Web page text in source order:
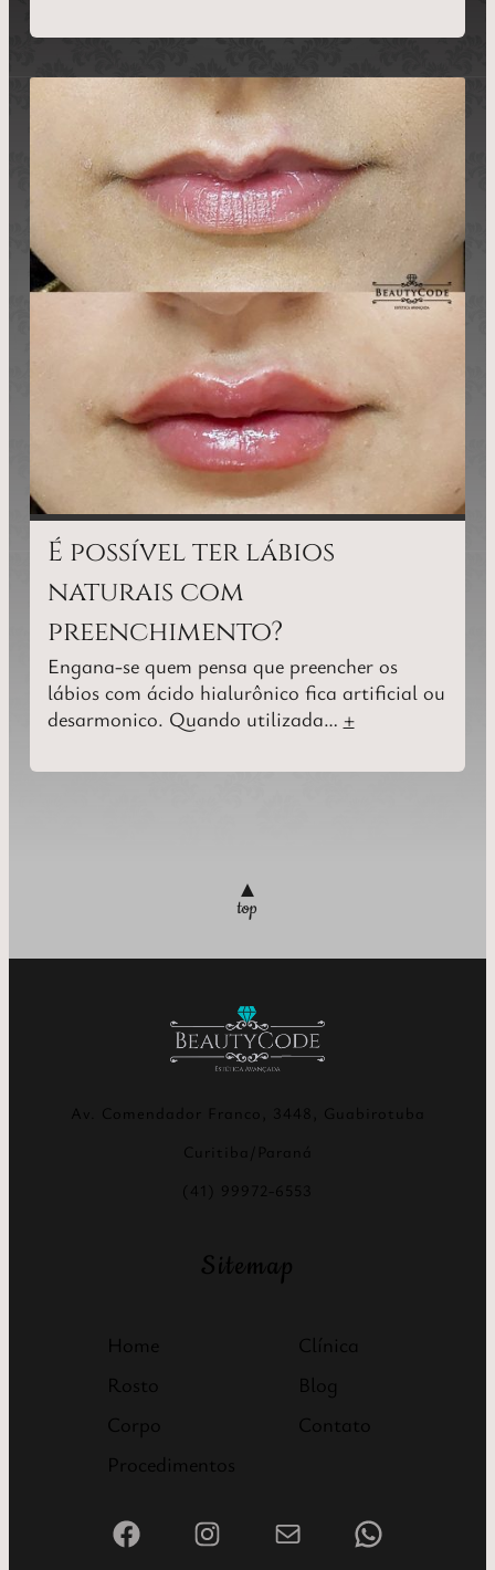
É possível ter lábios
naturais com
preenchimento?
Engana-se quem pensa que preencher os
lábios com ácido hialurônico fica artificial ou
desarmonico. Quando utilizada… +
▲
Av. Comendador Franco, 3448, Guabirotuba
Curitiba/Paraná
(41) 99972-6553
Sitemap
Home
Rosto
Corpo
Procedimentos
Clínica
Blog
Contato
Facebook Instagram Mail WhatsApp